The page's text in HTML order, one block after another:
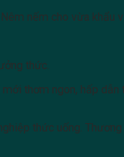
nếm cho vừa khẩu
thức.
thơm ngon, hấp
thức uống.